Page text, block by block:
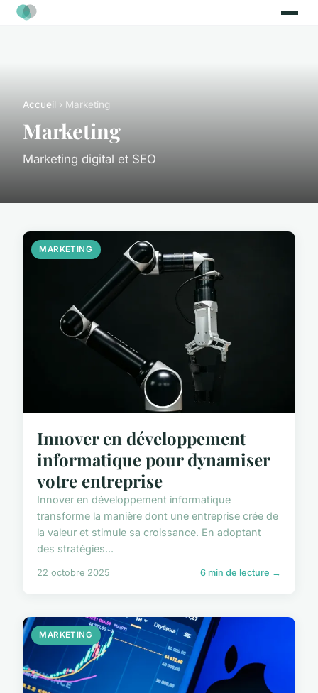
Accueil › Marketing
Marketing
Marketing digital et SEO
MARKETING
Innover en développement
informatique pour dynamiser
votre entreprise
Innover en développement informatique
transforme la manière dont une entreprise crée de
la valeur et stimule sa croissance. En adoptant
des stratégies...
22 octobre 2025 6 min de lecture →
MARKETING